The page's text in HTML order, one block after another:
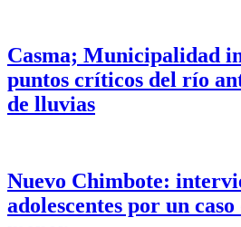
Casma; Municipalidad
puntos críticos del río
de lluvias
Nuevo Chimbote:
adolescentes por un